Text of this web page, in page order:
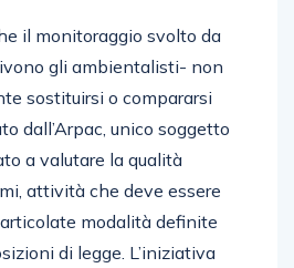
il monitoraggio svolto da
gli ambientalisti- non
sostituirsi o compararsi
dall’Arpac, unico soggetto
a valutare la qualità
attività che deve essere
modalità definite
di legge. L’iniziativa